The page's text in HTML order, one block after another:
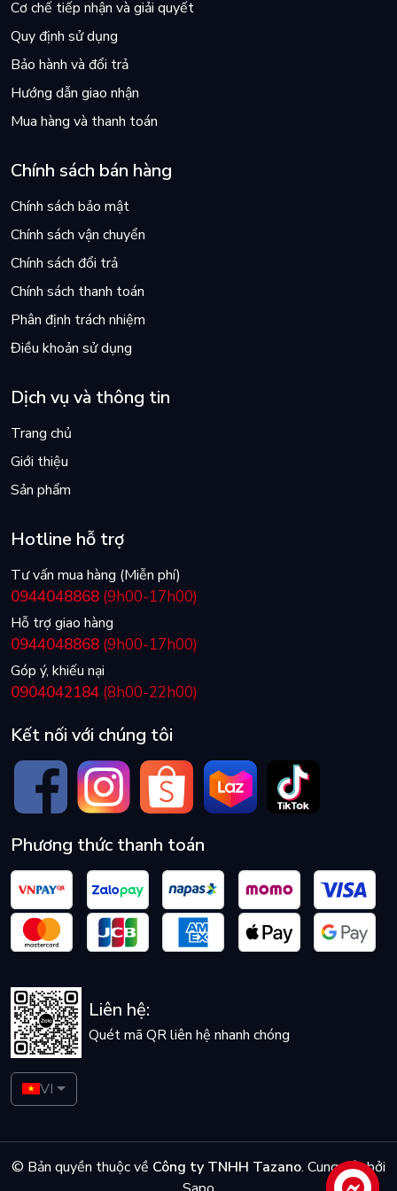
Cơ chế tiếp nhận và giải quyết
Quy định sử dụng
Bảo hành và đổi trả
Hướng dẫn giao nhận
Mua hàng và thanh toán
Chính sách bán hàng
Chính sách bảo mật
Chính sách vận chuyển
Chính sách đổi trả
Chính sách thanh toán
Phân định trách nhiệm
Điều khoản sử dụng
Dịch vụ và thông tin
Trang chủ
Giới thiệu
Sản phẩm
Hotline hỗ trợ
Tư vấn mua hàng (Miễn phí)
0944048868 (9h00-17h00)
Hỗ trợ giao hàng
0944048868 (9h00-17h00)
Góp ý, khiếu nại
0904042184 (8h00-22h00)
Kết nối với chúng tôi
Phương thức thanh toán
Liên hệ:
Quét mã QR liên hệ nhanh chóng
VI
© Bản quyền thuộc về Công ty TNHH Tazano. Cung cấp bởi